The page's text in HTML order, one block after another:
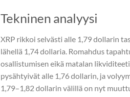
Tekninen analyysi
XRP rikkoi selvästi alle 1,79 dollarin
lähellä 1,74 dollaria. Romahdus
osallistumisen eikä matalan
pysähtyivät alle 1,76 dollarin, ja
1,79–1,82 dollarin välillä on nyt